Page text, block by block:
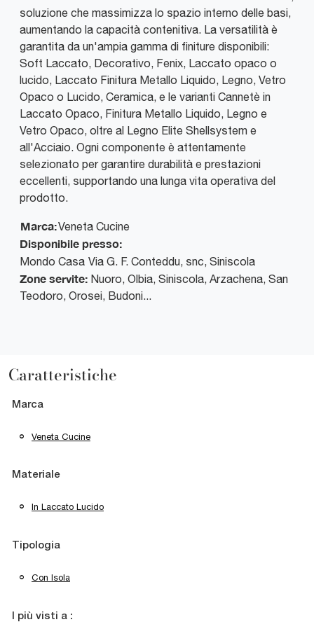
soluzione che massimizza lo spazio interno delle basi,
aumentando la capacità contenitiva. La versatilità è
garantita da un'ampia gamma di finiture disponibili:
Soft Laccato, Decorativo, Fenix, Laccato opaco o
lucido, Laccato Finitura Metallo Liquido, Legno, Vetro
Opaco o Lucido, Ceramica, e le varianti Cannetè in
Laccato Opaco, Finitura Metallo Liquido, Legno e
Vetro Opaco, oltre al Legno Elite Shellsystem e
all'Acciaio. Ogni componente è attentamente
selezionato per garantire durabilità e prestazioni
eccellenti, supportando una lunga vita operativa del
prodotto.
Marca:Veneta Cucine
Disponibile presso:
Mondo Casa Via G. F. Conteddu, snc, Siniscola
Zone servite: Nuoro, Olbia, Siniscola, Arzachena, San
Teodoro, Orosei, Budoni...
Caratteristiche
Marca
Veneta Cucine
Materiale
In Laccato Lucido
Tipologia
Con Isola
I più visti a :